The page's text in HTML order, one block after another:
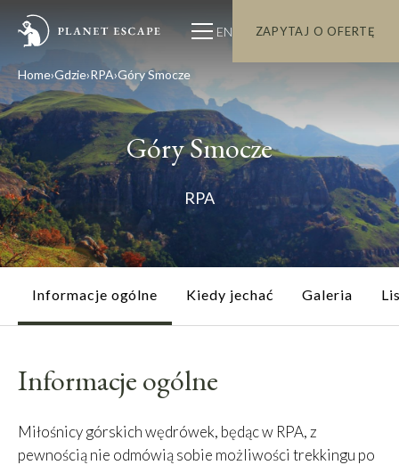
EN ZAPYTAJ O OFERTĘ
Home Gdzie RPA Góry Smocze
Góry Smocze
RPA
Informacje ogólne Kiedy jechać Galeria
Informacje ogólne
Miłośnicy górskich wędrówek, będąc w RPA, z
pewnością nie odmówią sobie możliwości trekkingu po